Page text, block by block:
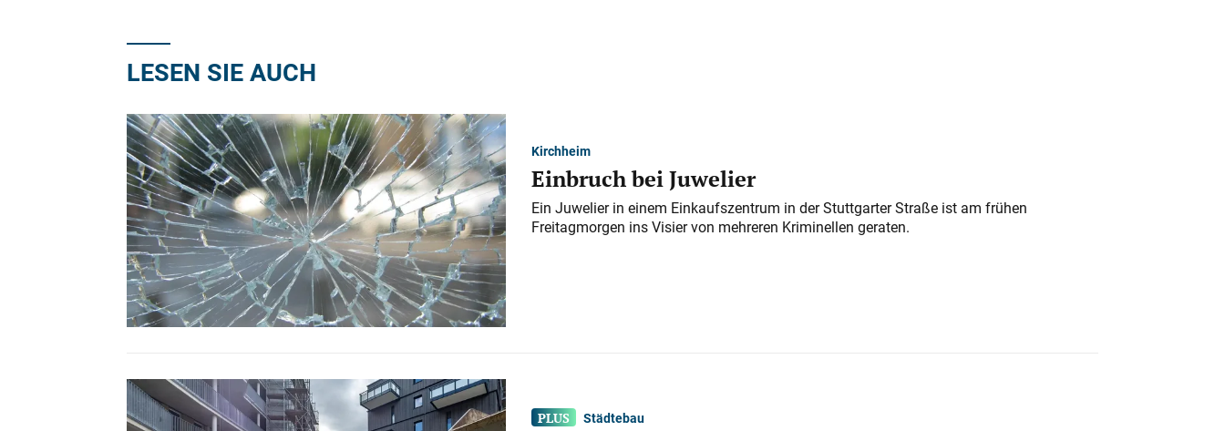
LESEN SIE AUCH
Kirchheim
Einbruch bei Juwelier
Ein Juwelier in einem Einkaufszentrum in der Stuttgarter Straße ist am frühen
Freitagmorgen ins Visier von mehreren Kriminellen geraten.
Städtebau